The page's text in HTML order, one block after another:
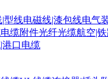
|型线电磁线|漆包线电气
电缆附件光纤光缆航空|
港口电缆